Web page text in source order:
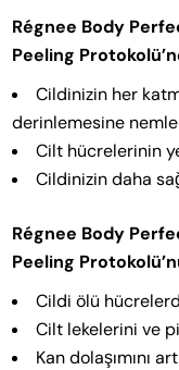
Régnee Body
Peeling
Cildinizin her
derinlemesine
Cilt hücrelerinin
Cildinizin daha
Régnee Body
Peeling
Cildi ölü
Cilt lekelerini ve
Kan dolaşımını